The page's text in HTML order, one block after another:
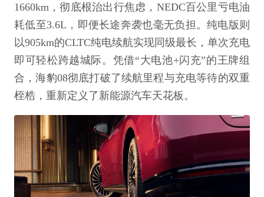
1660km，彻底根治出行焦虑，NEDC百公里亏电油
耗低至3.6L，即便长途奔袭也毫无负担。纯电版则
以905km的CLTC纯电续航实现同级最长，单次充电
即可轻松跨越城际。凭借“大电池+闪充”的王牌组
合，海豹08彻底打破了续航里程与充电等待的双重
桎梏，重新定义了新能源汽车天花板。